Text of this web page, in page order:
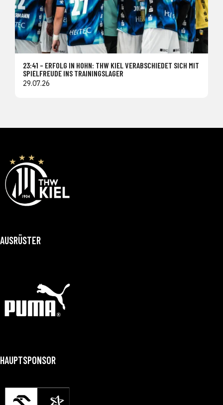
23:41 – ERFOLG IN HOHN: THW KIEL VERABSCHIEDET SICH MIT
SPIELFREUDE INS TRAININGSLAGER
29.07.26
AUSRÜSTER
HAUPTSPONSOR